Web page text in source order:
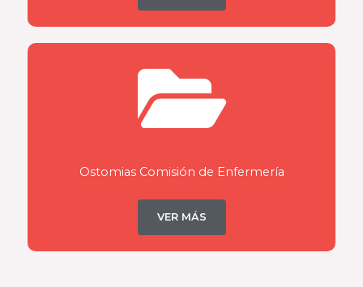
Ostomias Comisión de Enfermería
VER MÁS